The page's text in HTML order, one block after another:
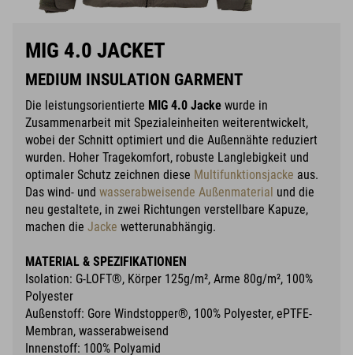
MIG 4.0 JACKET
MEDIUM INSULATION GARMENT
Die leistungsorientierte MIG 4.0 Jacke wurde in
Zusammenarbeit mit Spezialeinheiten weiterentwickelt,
wobei der Schnitt optimiert und die Außennähte reduziert
wurden. Hoher Tragekomfort, robuste Langlebigkeit und
optimaler Schutz zeichnen diese Multifunktionsjacke aus.
Das wind- und wasserabweisende Außenmaterial und die
neu gestaltete, in zwei Richtungen verstellbare Kapuze,
machen die Jacke wetterunabhängig.
MATERIAL & SPEZIFIKATIONEN
Isolation: G-LOFT®, Körper 125g/m², Arme 80g/m², 100%
Polyester
Außenstoff: Gore Windstopper®, 100% Polyester, ePTFE-
Membran, wasserabweisend
Innenstoff: 100% Polyamid